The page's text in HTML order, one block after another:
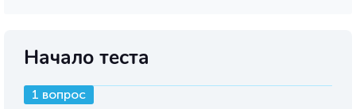
Начало теста
1 вопрос